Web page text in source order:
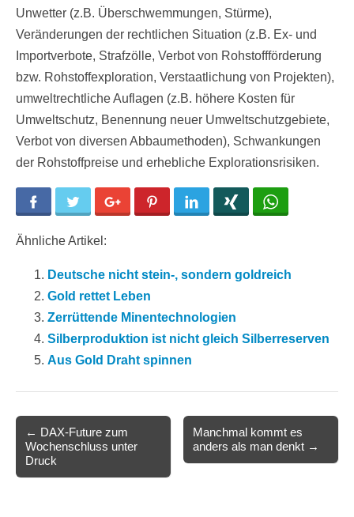
Unwetter (z.B. Überschwemmungen, Stürme),
Veränderungen der rechtlichen Situation (z.B. Ex- und
Importverbote, Strafzölle, Verbot von Rohstoffförderung
bzw. Rohstoffexploration, Verstaatlichung von Projekten),
umweltrechtliche Auflagen (z.B. höhere Kosten für
Umweltschutz, Benennung neuer Umweltschutzgebiete,
Verbot von diversen Abbaumethoden), Schwankungen
der Rohstoffpreise und erhebliche Explorationsrisiken.
Facebook Twitter Google+ Pinterest LinkedIn
Ähnliche Artikel:
Deutsche nicht stein-, sondern goldreich
Gold rettet Leben
Zerrüttende Minentechnologien
Silberproduktion ist nicht gleich Silberreserven
Aus Gold Draht spinnen
navigation
← DAX-Future zum
Wochenschluss unter
Druck
Manchmal kommt es
anders als man denkt →